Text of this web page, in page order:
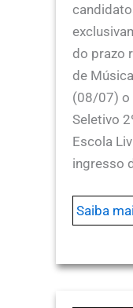
do prazo
de
(08/07) o
Seletivo
Escola
ingresso
Saiba